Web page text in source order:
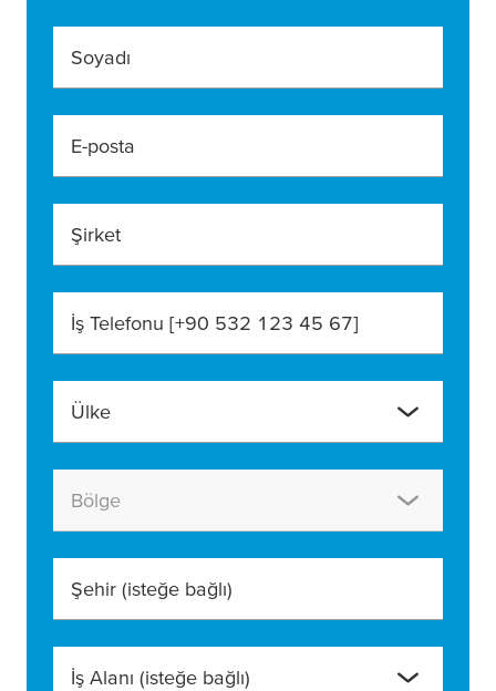
Soyadı
E-posta
Şirket
İş Telefonu [+90 532 123 45 67]
Ülke
Bölge
Şehir (isteğe bağlı)
İş Alanı (isteğe bağlı)